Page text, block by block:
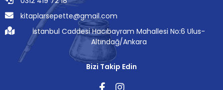
kitaplarsepette@gmail.com
İstanbul Caddesi Hacıbayram Mahallesi No:6 Ulus-
Altındağ/Ankara
Bizi Takip Edin